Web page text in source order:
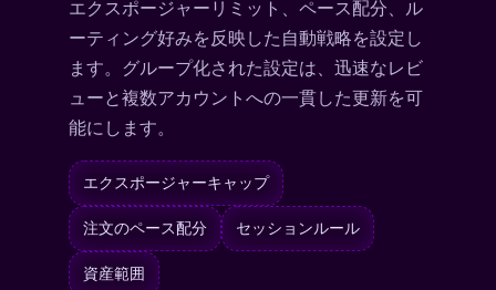
エクスポージャーリミット、ペース配分、ル
ーティング好みを反映した自動戦略を設定し
ます。グループ化された設定は、迅速なレビ
ューと複数アカウントへの一貫した更新を可
能にします。
エクスポージャーキャップ
注文のペース配分 セッションルール
資産範囲